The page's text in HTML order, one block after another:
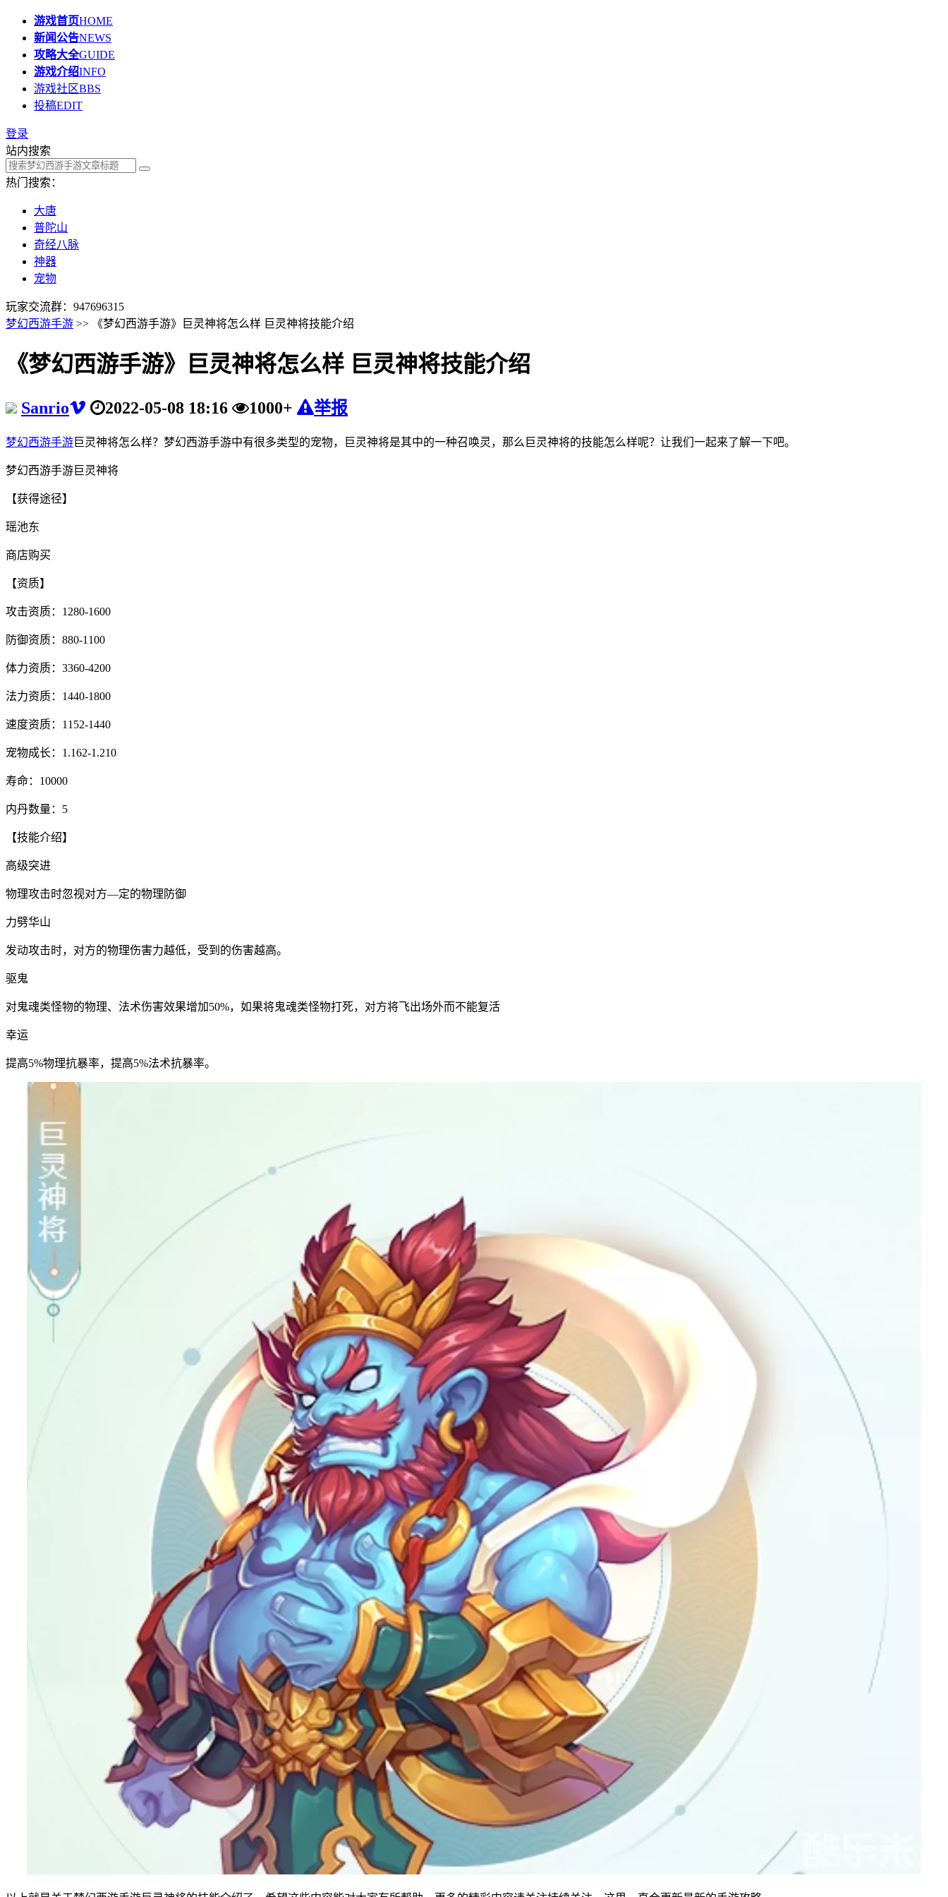
游戏首页HOME
新闻公告NEWS
攻略大全GUIDE
游戏介绍INFO
游戏社区BBS
投稿EDIT
登录
站内搜索
热门搜索：
大唐
普陀山
奇经八脉
神器
宠物
玩家交流群：947696315
梦幻西游手游 >> 《梦幻西游手游》巨灵神将怎么样 巨灵神将技能介绍
《梦幻西游手游》巨灵神将怎么样 巨灵神将技能介绍
Sanrio 2022-05-08 18:16 1000+ 举报
梦幻西游手游巨灵神将怎么样？梦幻西游手游中有很多类型的宠物，巨灵神将是其中的一种召唤灵，那么巨灵神将的技能怎么样呢？让我们一起来了解一下吧。
梦幻西游手游巨灵神将
【获得途径】
瑶池东
商店购买
【资质】
攻击资质：1280-1600
防御资质：880-1100
体力资质：3360-4200
法力资质：1440-1800
速度资质：1152-1440
宠物成长：1.162-1.210
寿命：10000
内丹数量：5
【技能介绍】
高级突进
物理攻击时忽视对方—定的物理防御
力劈华山
发动攻击时，对方的物理伤害力越低，受到的伤害越高。
驱鬼
对鬼魂类怪物的物理、法术伤害效果增加50%，如果将鬼魂类怪物打死，对方将飞出场外而不能复活
幸运
提高5%物理抗暴率，提高5%法术抗暴率。